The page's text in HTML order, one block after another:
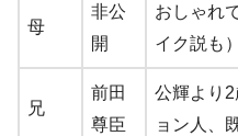
母
非公
開
おしゃれ
イク説も）
兄
前田
尊臣
公輝より
ョン人、